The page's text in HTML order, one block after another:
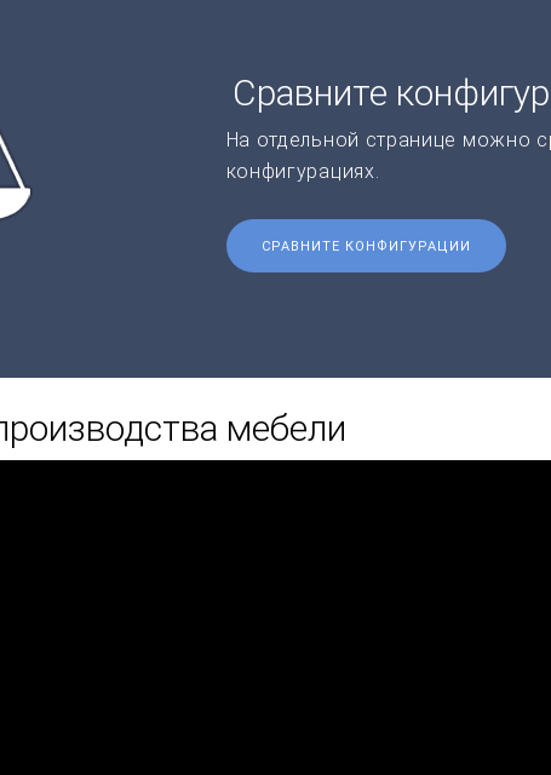
Сравните
На отдельной странице можно
конфигурациях.
СРАВНИТЕ КОНФИГУРАЦИИ
мебели